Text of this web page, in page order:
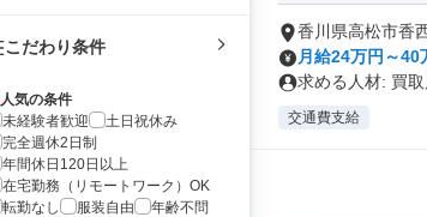
こだわり条件
人気の条件
未経験者歓迎
土日祝休み
完全週休2日制
年間休日120日以上
在宅勤務（リモートワーク）OK
転勤なし
服装自由
年齢不問
香川県高松市香
月給24万円～40
求める人材: 買
交通費支給